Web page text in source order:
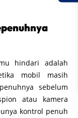
hindari adalah
mobil masih
sebelum
atau kamera
kontrol penuh